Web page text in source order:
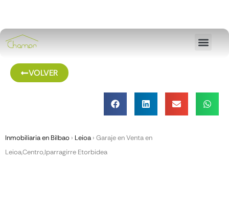
VOLVER
Inmobiliaria en Bilbao › Leioa › Garaje en Venta en
Leioa,Centro,Iparragirre Etorbidea